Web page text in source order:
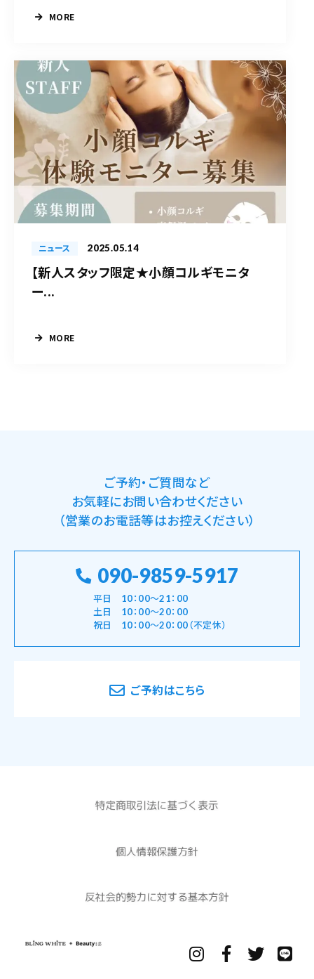
MORE
ニュース 2025.05.14
【新人スタッフ限定★小顔コルギモニタ
ー...
MORE
ご予約・ご質問など
お気軽にお問い合わせください
（営業のお電話等はお控えください）
090-9859-5917
平日 10：00～21：00
土日 10：00～20：00
祝日 10：00～20：00（不定休）
ご予約はこちら